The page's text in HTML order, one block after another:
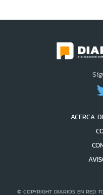
ACERCA
© COPYRIGHT DIARIOS EN RED